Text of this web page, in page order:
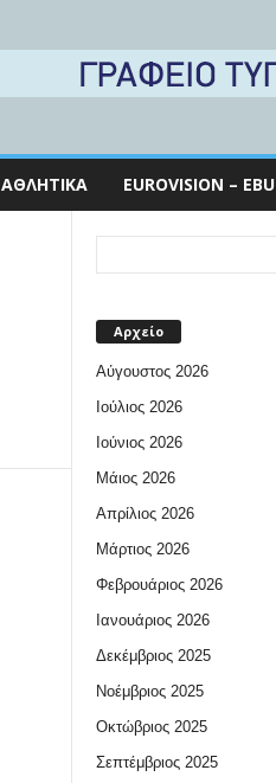
ΑΘΛΗΤΙΚΆ EUROVISION – EBU
Αρχείο
Αύγουστος 2026
Ιούλιος 2026
Ιούνιος 2026
Μάιος 2026
Απρίλιος 2026
Μάρτιος 2026
Φεβρουάριος 2026
Ιανουάριος 2026
Δεκέμβριος 2025
Νοέμβριος 2025
Οκτώβριος 2025
Σεπτέμβριος 2025